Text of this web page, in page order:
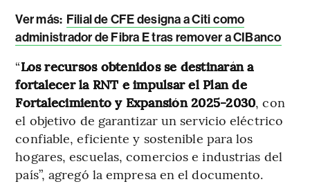
Ver más: Filial de CFE designa a Citi como
administrador de Fibra E tras remover a CIBanco
“Los recursos obtenidos se destinarán a
fortalecer la RNT e impulsar el Plan de
Fortalecimiento y Expansión 2025-2030, con
el objetivo de garantizar un servicio eléctrico
confiable, eficiente y sostenible para los
hogares, escuelas, comercios e industrias del
país”, agregó la empresa en el documento.